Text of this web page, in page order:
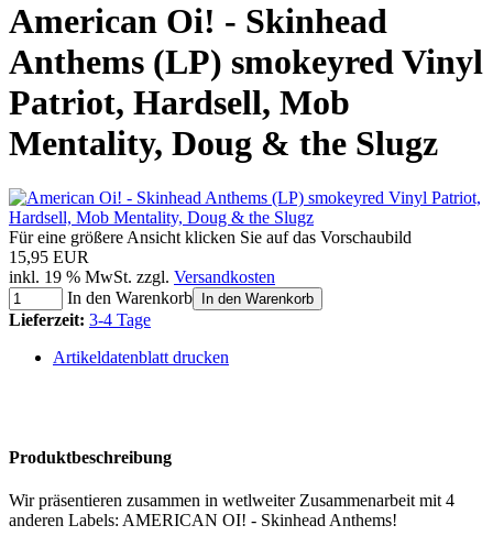
American Oi! - Skinhead
Anthems (LP) smokeyred Vinyl
Patriot, Hardsell, Mob
Mentality, Doug & the Slugz
Für eine größere Ansicht klicken Sie auf das Vorschaubild
15,95 EUR
inkl. 19 % MwSt. zzgl. Versandkosten
In den Warenkorb
In den Warenkorb
Lieferzeit: 3-4 Tage
Artikeldatenblatt drucken
Produktbeschreibung
Wir präsentieren zusammen in wetlweiter Zusammenarbeit mit 4
anderen Labels: AMERICAN OI! - Skinhead Anthems!